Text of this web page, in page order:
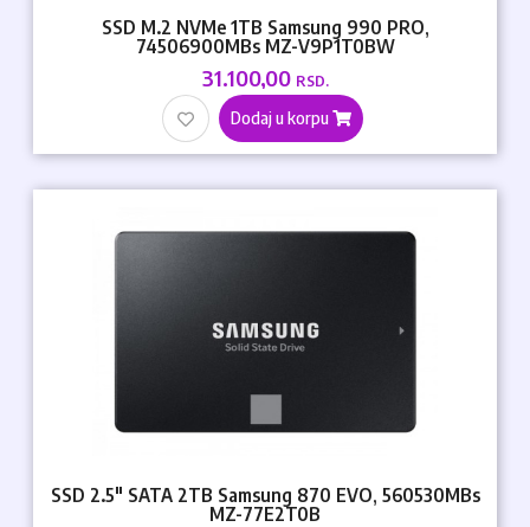
SSD M.2 NVMe 1TB Samsung 990 PRO,
74506900MBs MZ-V9P1T0BW
31.100,00 RSD.
Dodaj u korpu
SSD 2.5" SATA 2TB Samsung 870 EVO, 560530MBs
MZ-77E2T0B